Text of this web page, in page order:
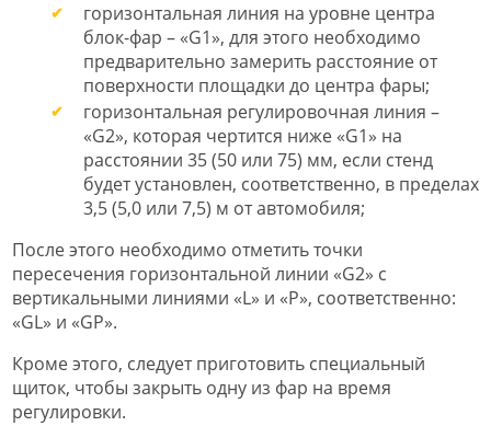
горизонтальная линия на уровне центра
блок-фар – «G1», для этого необходимо
предварительно замерить расстояние от
поверхности площадки до центра фары;
горизонтальная регулировочная линия –
«G2», которая чертится ниже «G1» на
расстоянии 35 (50 или 75) мм, если стенд
будет установлен, соответственно, в пределах
3,5 (5,0 или 7,5) м от автомобиля;
После этого необходимо отметить точки
пересечения горизонтальной линии «G2» с
вертикальными линиями «L» и «P», соответственно:
«GL» и «GP».
Кроме этого, следует приготовить специальный
щиток, чтобы закрыть одну из фар на время
регулировки.